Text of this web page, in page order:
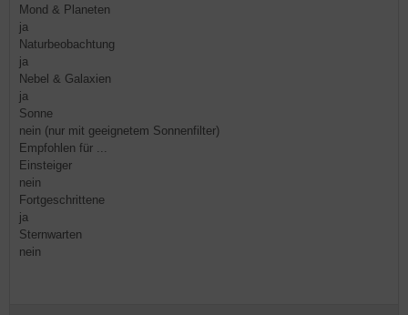
Mond & Planeten
ja
Naturbeobachtung
ja
Nebel & Galaxien
ja
Sonne
nein (nur mit geeignetem Sonnenfilter)
Empfohlen für ...
Einsteiger
nein
Fortgeschrittene
ja
Sternwarten
nein